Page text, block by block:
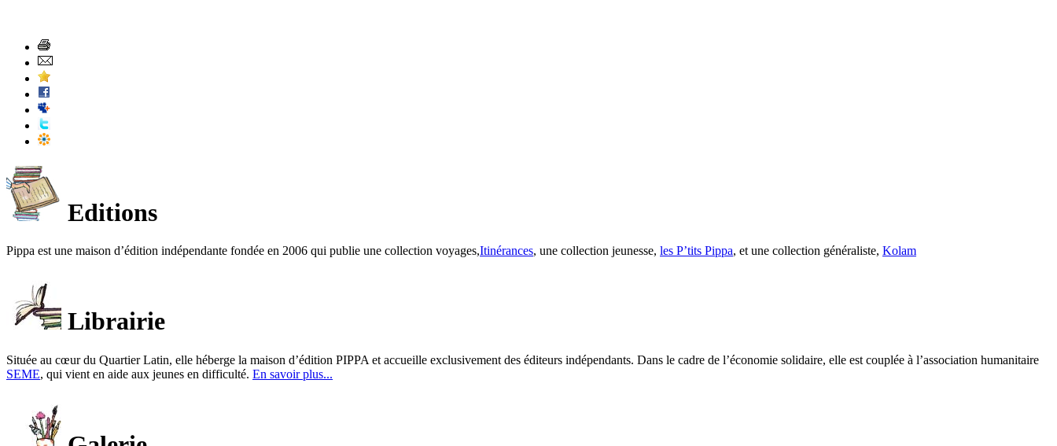
Editions
Pippa est une maison d’édition indépendante fondée en 2006 qui publie une collection voyages,Itinérances, une collection jeunesse, les P’tits Pippa, et une collection généraliste, Kolam
Librairie
Située au cœur du Quartier Latin, elle héberge la maison d’édition PIPPA et accueille exclusivement des éditeurs indépendants. Dans le cadre de l’économie solidaire, elle est couplée à l’association humanitaire
SEME, qui vient en aide aux jeunes en difficulté. En savoir plus...